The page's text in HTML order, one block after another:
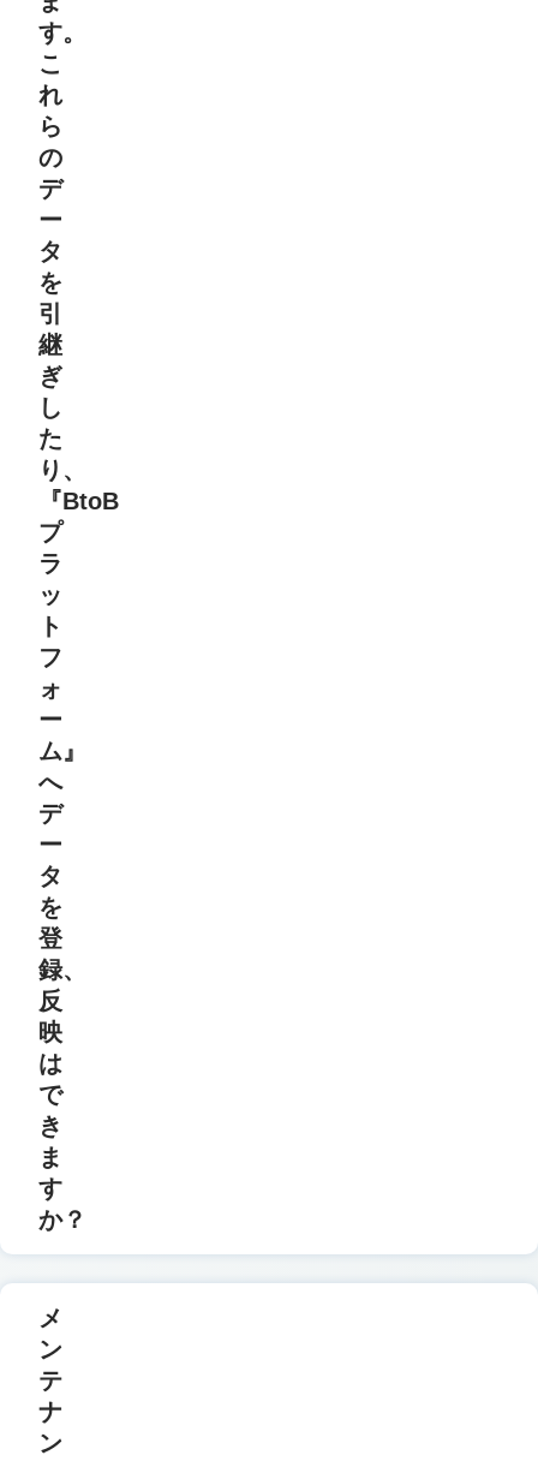
す。
こ
れ
ら
の
デ
ー
タ
を
引
継
ぎ
し
た
り、
『BtoB
プ
ラ
ッ
ト
フ
ォ
ー
ム』
へ
デ
ー
タ
を
登
録、
反
映
は
で
き
ま
す
か？
メ
ン
テ
ナ
ン